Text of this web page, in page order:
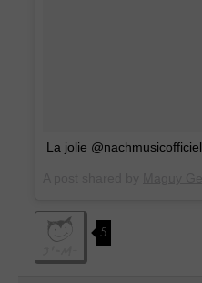
La jolie @nachmusicofficiel
5